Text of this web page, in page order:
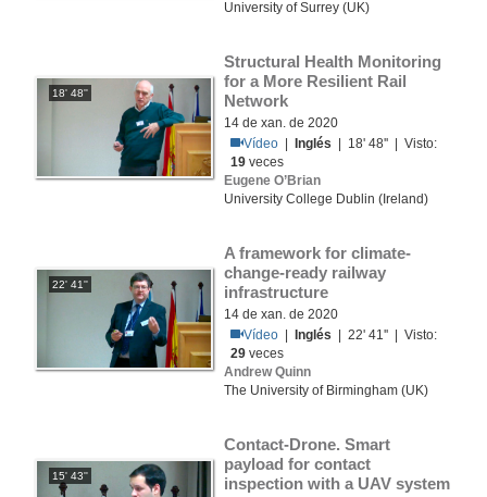
University of Surrey (UK)
18' 48''
Structural Health Monitoring
for a More Resilient Rail
Network
14 de xan. de 2020
Vídeo
Inglés | 18' 48'' | Visto:
19 veces
Eugene O’Brian
University College Dublin (Ireland)
22' 41''
A framework for climate-
change-ready railway
infrastructure
14 de xan. de 2020
Vídeo
Inglés | 22' 41'' | Visto:
29 veces
Andrew Quinn
The University of Birmingham (UK)
15' 43''
Contact-Drone. Smart
payload for contact
inspection with a UAV system